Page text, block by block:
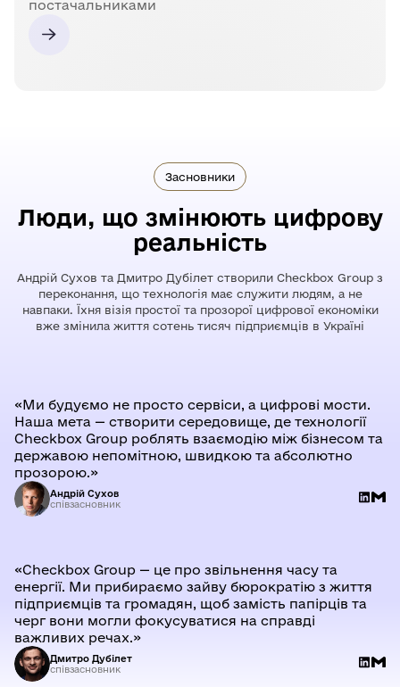
постачальниками
Засновники
Люди, що змінюють цифрову
реальність
Андрій Сухов та Дмитро Дубілет створили Checkbox Group з
переконання, що технологія має служити людям, а не
навпаки. Їхня візія простої та прозорої цифрової економіки
вже змінила життя сотень тисяч підприємців в Україні
«Ми будуємо не просто сервіси, а цифрові мости.
Наша мета — створити середовище, де технології
Checkbox Group роблять взаємодію між бізнесом та
державою непомітною, швидкою та абсолютно
прозорою.»
Андрій Сухов
співзасновник
«Checkbox Group — це про звільнення часу та
енергії. Ми прибираємо зайву бюрократію з життя
підприємців та громадян, щоб замість папірців та
черг вони могли фокусуватися на справді
важливих речах.»
Дмитро Дубілет
співзасновник